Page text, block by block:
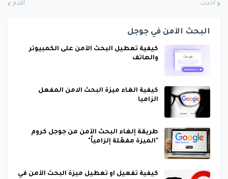
أحدث أقدم
البحث الآمن في جوجل
كيفية تعطيل البحث الآمن على الكمبيوتر
والهاتف
كيفية الغاء ميزة البحث الامن المفعل
الزاميا
طريقة إلغاء البحث الآمن من جوجل كروم
"الميزة مفعّلة إلزامياً"
كيفية تفعيل او تعطيل ميزة البحث الآمن في